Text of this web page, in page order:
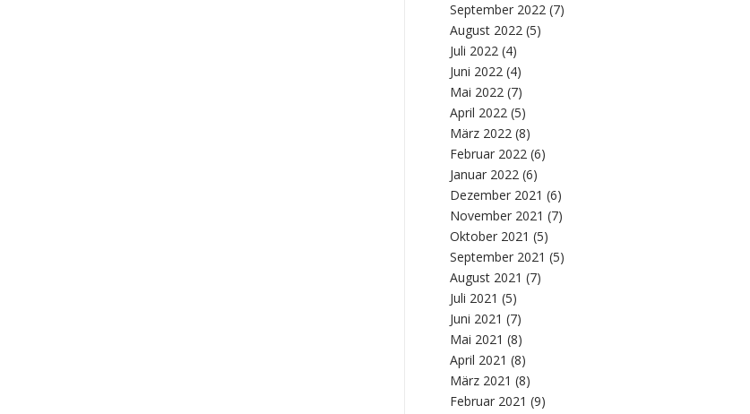
September 2022 (7)
August 2022 (5)
Juli 2022 (4)
Juni 2022 (4)
Mai 2022 (7)
April 2022 (5)
März 2022 (8)
Februar 2022 (6)
Januar 2022 (6)
Dezember 2021 (6)
November 2021 (7)
Oktober 2021 (5)
September 2021 (5)
August 2021 (7)
Juli 2021 (5)
Juni 2021 (7)
Mai 2021 (8)
April 2021 (8)
März 2021 (8)
Februar 2021 (9)